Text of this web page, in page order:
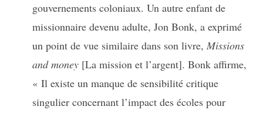
gouvernements coloniaux. Un autre enfant de
missionnaire devenu adulte, Jon Bonk, a exprimé
un point de vue similaire dans son livre, Missions
and money [La mission et l’argent]. Bonk affirme,
« Il existe un manque de sensibilité critique
singulier concernant l’impact des écoles pour